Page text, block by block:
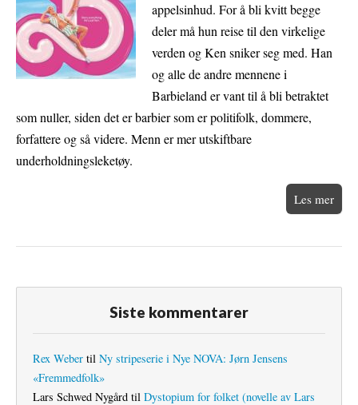
appelsinhud. For å bli kvitt begge
deler må hun reise til den virkelige
verden og Ken sniker seg med. Han
og alle de andre mennene i
Barbieland er vant til å bli betraktet
som nuller, siden det er barbier som er politifolk, dommere,
forfattere og så videre. Menn er mer utskiftbare
underholdningsleketøy.
Les mer
Siste kommentarer
Rex Weber til Ny stripeserie i Nye NOVA: Jørn Jensens
«Fremmedfolk»
Lars Schwed Nygård til Dystopium for folket (novelle av Lars